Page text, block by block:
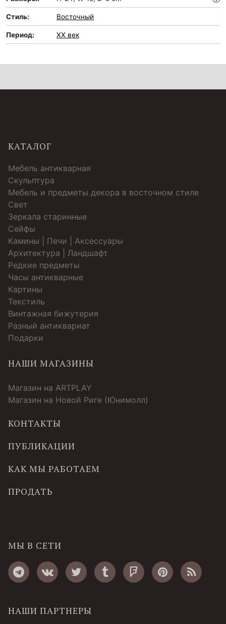
Стиль: Восточный
Период: XX век
КАТАЛОГ
Мебель антикварная
Скульптура
Мебель и предметы декора в восточном стиле
Свет
Зеркала старинные
Cейфы
Камины | Печи | Аксессуары
Архитектура | Ландшафт
Редкие предметы
Часы антикварные
Картины
Текстиль
Винтажная бижутерия
Разный антиквариат
Подарки
НАШИ МАГАЗИНЫ
Магазин на ARTPLAY
Магазин на Новой Риге (Юнимолл)
КОНТАКТЫ
ПУБЛИКАЦИИ
КАК МЫ РАБОТАЕМ
ПРОДАТЬ
МЫ В СЕТИ
НАШИ ПАРТНЕРЫ